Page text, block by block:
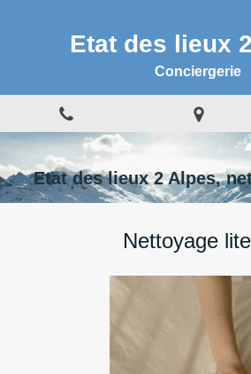
Etat des lieux
Conciergerie
Etat des lieux 2 Alpes,
Nettoyage